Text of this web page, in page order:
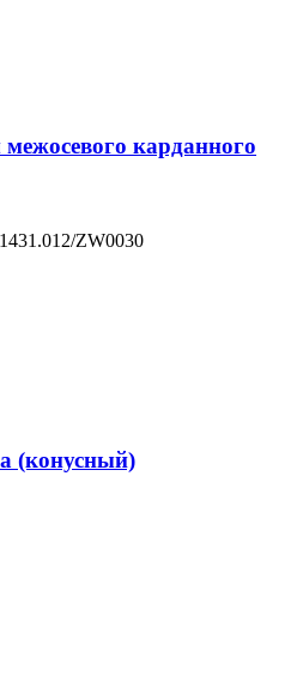
карданного
ZW0030
(конусный)